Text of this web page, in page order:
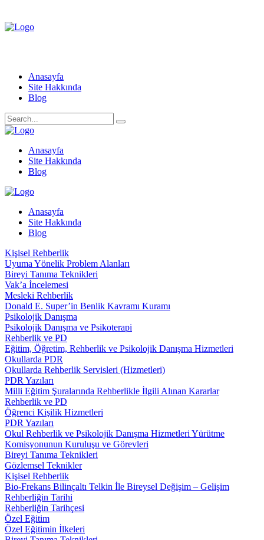
Anasayfa
Site Hakkında
Blog
Anasayfa
Site Hakkında
Blog
Anasayfa
Site Hakkında
Blog
Kişisel Rehberlik
Uyuma Yönelik Problem Alanları
Bireyi Tanıma Teknikleri
Vak’a İncelemesi
Mesleki Rehberlik
Donald E. Super’in Benlik Kavramı Kuramı
Psikolojik Danışma
Psikolojik Danışma ve Psikoterapi
Rehberlik ve PD
Eğitim, Öğretim, Rehberlik ve Psikolojik Danışma Hizmetleri
Okullarda PDR
Okullarda Rehberlik Servisleri (Hizmetleri)
PDR Yazıları
Milli Eğitim Şuralarında Rehberlikle İlgili Alınan Kararlar
Rehberlik ve PD
Öğrenci Kişilik Hizmetleri
PDR Yazıları
Okul Rehberlik ve Psikolojik Danışma Hizmetleri Yürütme
Komisyonunun Kuruluşu ve Görevleri
Bireyi Tanıma Teknikleri
Gözlemsel Teknikler
Kişisel Rehberlik
Bio-Frekans Bilinçaltı Telkin İle Bireysel Değişim – Gelişim
Rehberliğin Tarihi
Rehberliğin Tarihçesi
Özel Eğitim
Özel Eğitimin İlkeleri